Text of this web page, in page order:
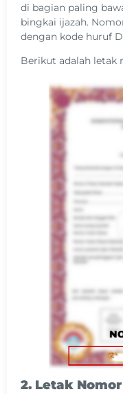
di bagian paling
bingkai ijazah.
dengan kode huruf
Berikut adalah letak
2. Letak